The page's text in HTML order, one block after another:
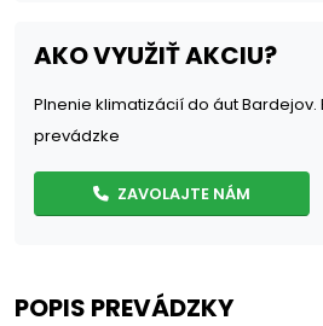
AKO VYUŽIŤ AKCIU?
Plnenie klimatizácií do áut Bardejov.
prevádzke
ZAVOLAJTE NÁM
POPIS PREVÁDZKY